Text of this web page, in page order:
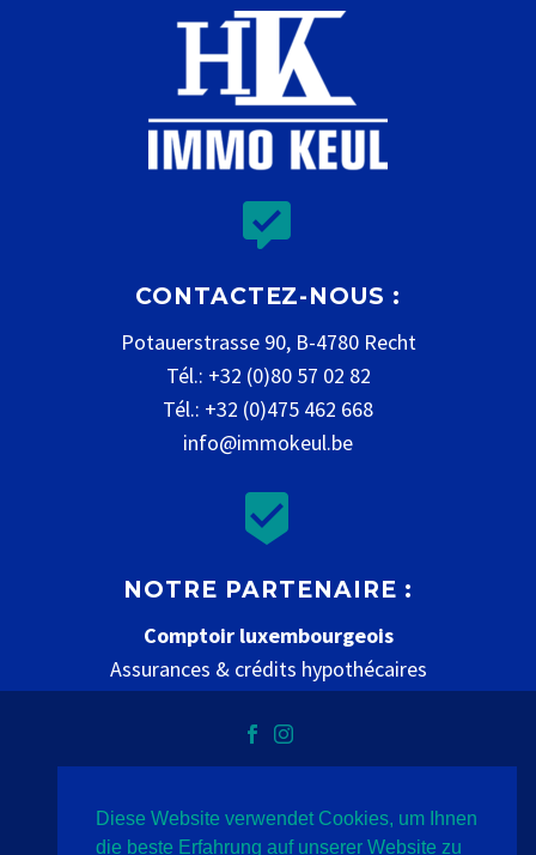


CONTACTEZ-NOUS :
Potauerstrasse 90, B-4780 Recht
Tél.: +32 (0)80 57 02 82
Tél.: +32 (0)475 462 668
info@immokeul.be


NOTRE PARTENAIRE :
Comptoir luxembourgeois
Assurances & crédits hypothécaires
Datenschutz Impressum Kontakt
Diese Website verwendet Cookies, um Ihnen
die beste Erfahrung auf unserer Website zu